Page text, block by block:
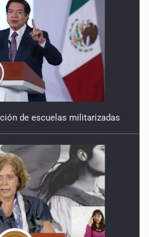
de escuelas militarizadas